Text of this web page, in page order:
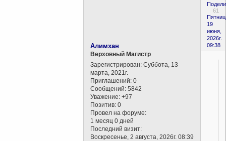
61
19
июня,
2026г.
09:38
Алимхан
Верховный Магистр
Зарегистрирован: Суббота, 13
марта, 2021г.
Приглашений: 0
Сообщений: 5842
Уважение: +97
Позитив: 0
Провел на форуме:
1 месяц 0 дней
Последний визит:
Воскресенье, 2 августа, 2026г. 08:39